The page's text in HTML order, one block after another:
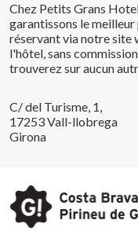
Chez Petits Grans
garantissons le
réservant via notre site
l'hôtel, sans
trouverez sur aucun
C/ del Turisme, 1,
17253 Vall-llobrega
Girona